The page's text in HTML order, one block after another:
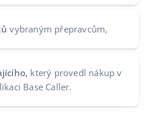
vybraným přepravcům,
který provedl nákup v
Base Caller.